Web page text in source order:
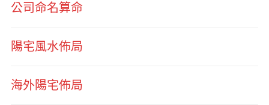
公司命名算命
陽宅風水佈局
海外陽宅佈局